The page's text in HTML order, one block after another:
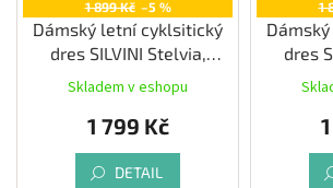
1 899 Kč –5 %
Dámský letní cyklsitický
dres SILVINI Stelvia,
merlot/ocean
Skladem v eshopu
1 799 Kč
DETAIL
1
dres